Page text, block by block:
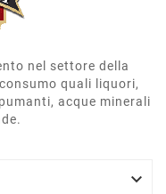
nel settore della
quali liquori,
acque minerali
